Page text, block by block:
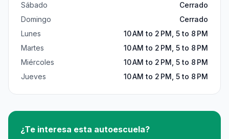
Sábado
Cerrado
Domingo
Cerrado
Lunes
10 AM to 2 PM, 5 to 8 PM
Martes
10 AM to 2 PM, 5 to 8 PM
Miércoles
10 AM to 2 PM, 5 to 8 PM
Jueves
10 AM to 2 PM, 5 to 8 PM
¿Te interesa esta autoescuela?